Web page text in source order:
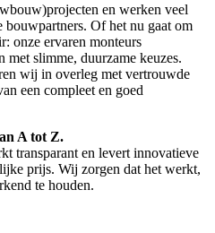
en werken veel
bouwpartners. Of het nu gaat om
onze ervaren monteurs
met slimme, duurzame keuzes.
wij in overleg met vertrouwde
een compleet en goed
A tot Z.
transparant en levert innovatieve
prijs. Wij zorgen dat het werkt,
te houden.